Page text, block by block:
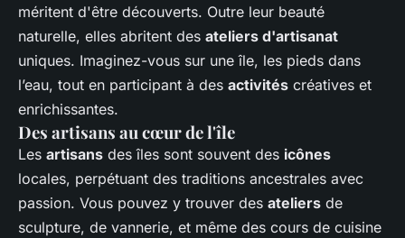
méritent d'être découverts. Outre leur beauté
naturelle, elles abritent des ateliers d'artisanat
uniques. Imaginez-vous sur une île, les pieds dans
l’eau, tout en participant à des activités créatives et
enrichissantes.
Des artisans au cœur de l'île
Les artisans des îles sont souvent des icônes
locales, perpétuant des traditions ancestrales avec
passion. Vous pouvez y trouver des ateliers de
sculpture, de vannerie, et même des cours de cuisine